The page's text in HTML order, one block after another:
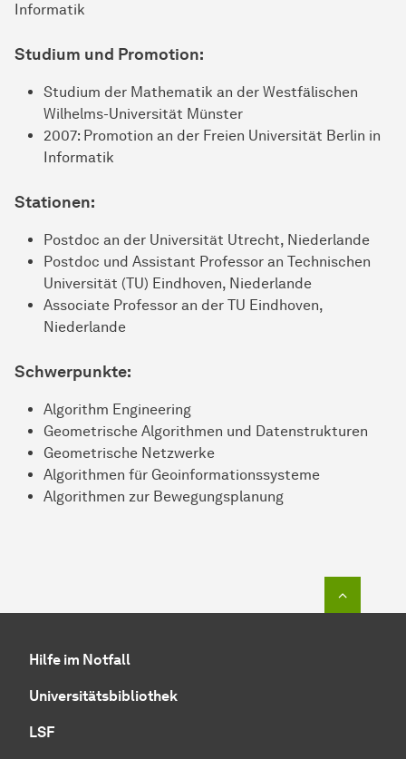
Informatik
Studium und Promotion:
Studium der Mathematik an der Westfälischen
Wilhelms-Universität Münster
2007: Promotion an der Freien Universität Berlin in
Informatik
Stationen:
Postdoc an der Universität Utrecht, Niederlande
Postdoc und Assistant Professor an Technischen
Universität (TU) Eindhoven, Niederlande
Associate Professor an der TU Eindhoven,
Niederlande
Schwerpunkte:
Algorithm Engineering
Geometrische Algorithmen und Datenstrukturen
Geometrische Netzwerke
Algorithmen für Geoinformationssysteme
Algorithmen zur Bewegungsplanung
Hilfe im Notfall
Universitätsbibliothek
LSF